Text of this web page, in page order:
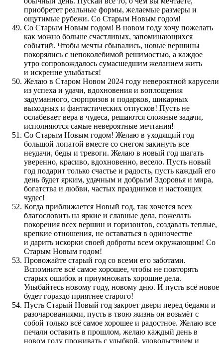
приобретет реальные формы, желаемые размеры и
ощутимые рубежи. Со Старым Новым годом!
Со Старым Новым годом! В новом году хочу пожелать
как можно больше счастливых, запоминающихся
событий. Чтобы мечты сбывались, новые вершины
покорялись с непоколебимой решимостью, а каждое
утро сопровождалось сумасшедшим желанием жить
и искренне улыбаться!
Желаю в Старом Новом 2024 году невероятной карусели
из успеха и удачи, вдохновения и воплощения
задуманного, сюрпризов и подарков, шикарных
выходных и фантастических отпусков! Пусть не
ослабевает вера в чудеса, решаются сложные задачи,
исполняются самые невероятные мечтания!
Со Старым Новым годом! Желаю в уходящий год
большой лопатой вместе со снегом закинуть все
неудачи, беды и тревоги. Желаю в новый год шагать
уверенно, красиво, вдохновенно, весело. Пусть новый
год подарит только счастье и радость, пусть каждый его
день будет ярким, удачным и добрым! Здоровья и мира,
богатства и любви, частых праздников и настоящих
чудес!
Когда приближается Новый год, так хочется всех
благословить на яркие и славные дела, пожелать
покорения всех вершин и горизонтов, создавать теплые,
крепкие отношения, не оставаться в одиночестве
и дарить искорки своей доброты всем окружающим! Со
Старым Новым годом!
Провожайте старый год со всеми его заботами.
Вспомните всё самое хорошее, чтобы не повторять
старых ошибок и приумножать хорошие дела.
Улыбайтесь новому году, новому дню. И пусть всё новое
будет гораздо приятнее старого!
Пусть Старый Новый год закроет двери перед бедами и
разочарованиями, пусть в твою жизнь он возьмёт с
собой только всё самое хорошее и радостное. Желаю все
печали оставить в прошлом, желаю каждый день в
новом году проживать с улыбкой, удовольствием и